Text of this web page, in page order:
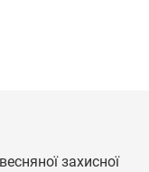
захисної